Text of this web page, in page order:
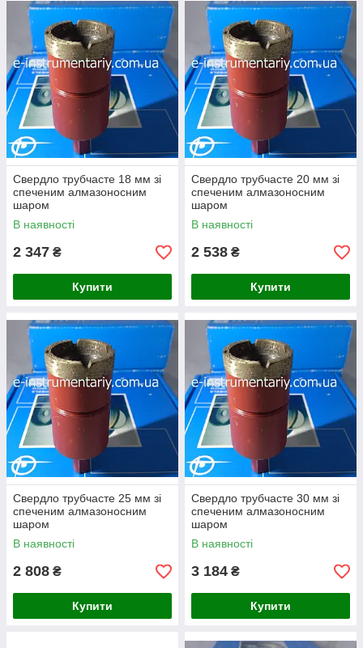
Свердло трубчасте 18 мм зі
спеченим алмазоносним
шаром
В наявності
2 347 ₴
Купити
Свердло трубчасте 20 мм зі
спеченим алмазоносним
шаром
В наявності
2 538 ₴
Купити
Свердло трубчасте 25 мм зі
спеченим алмазоносним
шаром
В наявності
2 808 ₴
Купити
Свердло трубчасте 30 мм зі
спеченим алмазоносним
шаром
В наявності
3 184 ₴
Купити